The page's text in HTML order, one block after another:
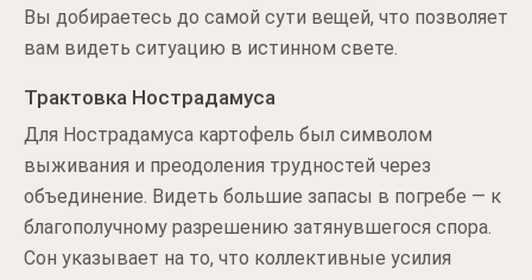
Вы добираетесь до самой сути вещей, что позволяет
вам видеть ситуацию в истинном свете.
Трактовка Нострадамуса
Для Нострадамуса картофель был символом
выживания и преодоления трудностей через
объединение. Видеть большие запасы в погребе — к
благополучному разрешению затянувшегося спора.
Сон указывает на то, что коллективные усилия